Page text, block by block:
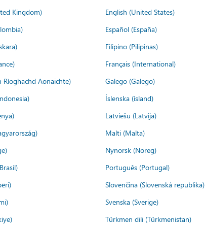
Kingdom) English (United States)
Español (España)
Filipino (Pilipinas)
Français (International)
Rìoghachd Aonaichte) Galego (Galego)
Íslenska (ísland)
Latviešu (Latvija)
Malti (Malta)
Nynorsk (Noreg)
Português (Portugal)
Slovenčina (Slovenská republika)
Svenska (Sverige)
Türkmen dili (Türkmenistan)